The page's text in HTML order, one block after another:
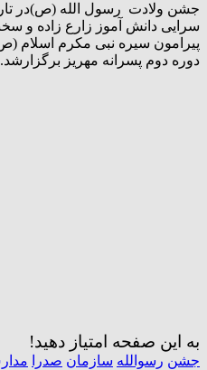
جشن ولادت رسول الله (ص)در
سرایی دانش آموز زارع زاده و
پیرامون سیره نبی مکرم اسلام
دوره دوم پسرانه مهریز برگزارشد.
به این صفحه امتیاز دهید!
جشن رسوالله سازمان صدرا